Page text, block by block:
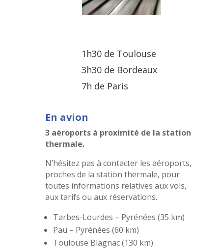
1h30 de Toulouse
3h30 de Bordeaux
7h de Paris
En avion
3 aéroports à proximité de la station
thermale.
N’hésitez pas à contacter les aéroports,
proches de la station thermale, pour
toutes informations relatives aux vols,
aux tarifs ou aux réservations.
Tarbes-Lourdes – Pyrénées (35 km)
Pau – Pyrénées (60 km)
Toulouse Blagnac (130 km)